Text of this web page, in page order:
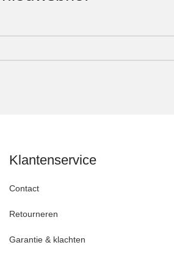
Klantenservice
Contact
Retourneren
Garantie & klachten